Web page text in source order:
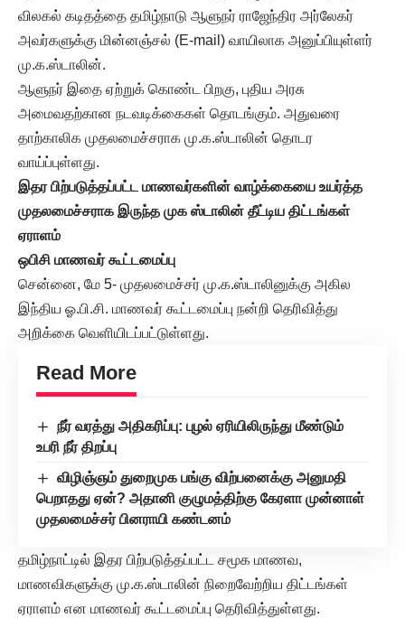
விலகல் கடிதத்தை தமிழ்நாடு ஆளுநர் ராஜேந்திர அர்லேகர்
அவர்களுக்கு மின்னஞ்சல் (E-mail) வாயிலாக அனுப்பியுள்ளர்
மு.க.ஸ்டாலின்.
ஆளுநர் இதை ஏற்றுக் கொண்ட பிறகு, புதிய அரசு
அமைவதற்கான நடவடிக்கைகள் தொடங்கும். அதுவரை
தாற்காலிக முதலமைச்சராக மு.க.ஸ்டாலின் தொடர
வாய்ப்புள்ளது.
இதர பிற்படுத்தப்பட்ட மாணவர்களின் வாழ்க்கையை உயர்த்த
முதலமைச்சராக இருந்த முக ஸ்டாலின் தீட்டிய திட்டங்கள்
ஏராளம்
ஒபிசி மாணவர் கூட்டமைப்பு
சென்னை, மே 5- முதலமைச்சர் மு.க.ஸ்டாலினுக்கு அகில
இந்திய ஓ.பி.சி. மாணவர் கூட்டமைப்பு நன்றி தெரிவித்து
அறிக்கை வெளியிடப்பட்டுள்ளது.
Read More
நீர் வரத்து அதிகரிப்பு: புழல் ஏரியிலிருந்து மீண்டும்
உபரி நீர் திறப்பு
விழிஞ்ஞம் துறைமுக பங்கு விற்பனைக்கு அனுமதி
பெறாதது ஏன்? அதானி குழுமத்திற்கு கேரளா முன்னாள்
முதலமைச்சர் பினராயி கண்டனம்
தமிழ்நாட்டில் இதர பிற்படுத்தப்பட்ட சமூக மாணவ,
மாணவிகளுக்கு மு.க.ஸ்டாலின் நிறைவேற்றிய திட்டங்கள்
ஏராளம் என மாணவர் கூட்டமைப்பு தெரிவித்துள்ளது.